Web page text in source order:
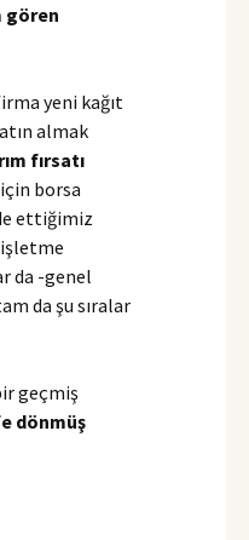
gören
yeni kağıt
almak
fırsatı
borsa
ettiğimiz
işletme
da -genel
da şu sıralar
geçmiş
dönmüş